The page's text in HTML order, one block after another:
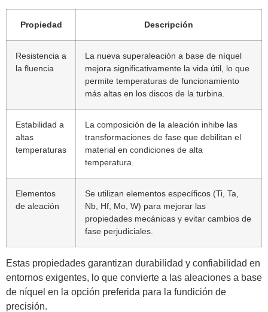
Propiedad Descripción
Resistencia a
la fluencia
La nueva superaleación a base de níquel
mejora significativamente la vida útil, lo que
permite temperaturas de funcionamiento
más altas en los discos de la turbina.
Estabilidad a
altas
temperaturas
La composición de la aleación inhibe las
transformaciones de fase que debilitan el
material en condiciones de alta
temperatura.
Elementos
de aleación
Se utilizan elementos específicos (Ti, Ta,
Nb, Hf, Mo, W) para mejorar las
propiedades mecánicas y evitar cambios de
fase perjudiciales.
Estas propiedades garantizan durabilidad y confiabilidad en
entornos exigentes, lo que convierte a las aleaciones a base
de níquel en la opción preferida para la fundición de
precisión.